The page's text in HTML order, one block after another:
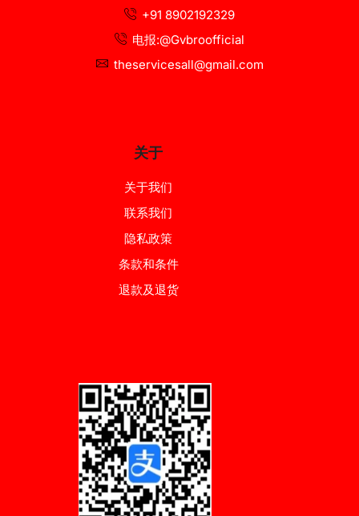
+91 8902192329
电报:@Gvbroofficial
theservicesall@gmail.com
关于
关于我们
联系我们
隐私政策
条款和条件
退款及退货